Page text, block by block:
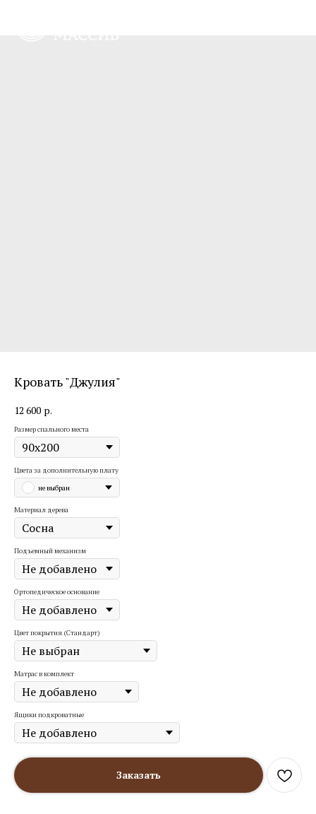
Кровать "Джулия"
12 600 р.
Размер спального места
Цвета за дополнительную плату
не выбран
Материал дерева
Подъемный механизм
Ортопедическое основание
Цвет покрытия (Стандарт)
Матрас в комплект
Ящики подкроватные
Заказать